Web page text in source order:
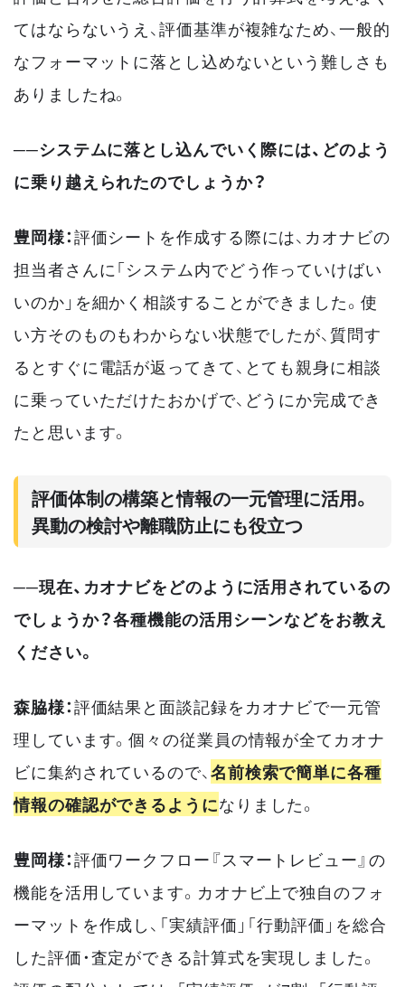
てはならないうえ、評価基準が複雑なため、一般的
なフォーマットに落とし込めないという難しさも
ありましたね。
──システムに落とし込んでいく際には、どのよう
に乗り越えられたのでしょうか？
豊岡様：評価シートを作成する際には、カオナビの
担当者さんに「システム内でどう作っていけばい
いのか」を細かく相談することができました。使
い方そのものもわからない状態でしたが、質問す
るとすぐに電話が返ってきて、とても親身に相談
に乗っていただけたおかげで、どうにか完成でき
たと思います。
評価体制の構築と情報の一元管理に活用。
異動の検討や離職防止にも役立つ
──現在、カオナビをどのように活用されているの
でしょうか？各種機能の活用シーンなどをお教え
ください。
森脇様：評価結果と面談記録をカオナビで一元管
理しています。個々の従業員の情報が全てカオナ
ビに集約されているので、名前検索で簡単に各種
情報の確認ができるようになりました。
豊岡様：評価ワークフロー『スマートレビュー』の
機能を活用しています。カオナビ上で独自のフォ
ーマットを作成し、「実績評価」「行動評価」を総合
した評価・査定ができる計算式を実現しました。